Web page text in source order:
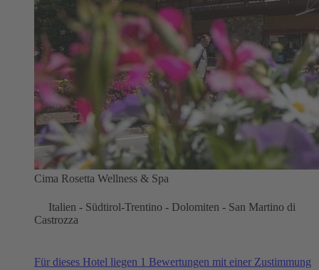
Cima Rosetta Wellness & Spa
Italien - Südtirol-Trentino - Dolomiten - San Martino di
Castrozza
Für dieses Hotel liegen 1 Bewertungen mit einer Zustimmung